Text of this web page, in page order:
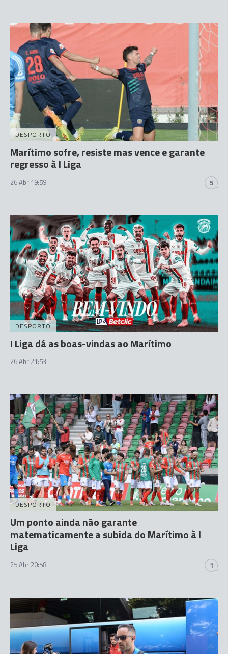
DESPORTO
Marítimo sofre, resiste mas vence e garante
regresso à I Liga
26 Abr 19:59 5
DESPORTO
I Liga dá as boas-vindas ao Marítimo
26 Abr 21:53
DESPORTO
Um ponto ainda não garante
matematicamente a subida do Marítimo à I
Liga
25 Abr 20:58 1